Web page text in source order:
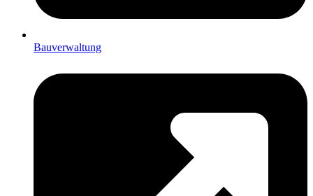
Bauverwaltung